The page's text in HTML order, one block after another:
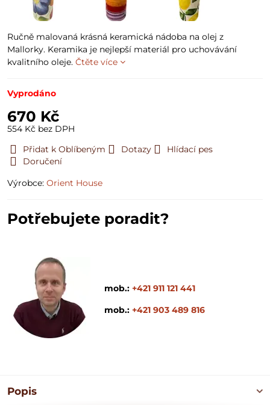
Ručně malovaná krásná keramická nádoba na olej z
Mallorky. Keramika je nejlepší materiál pro uchovávání
kvalitního oleje. Čtěte více
Vyprodáno
670 Kč
554 Kč bez DPH
Přidat k Oblíbeným
Dotazy
Hlídací pes
Doručení
Výrobce: Orient House
Potřebujete poradit?
mob.: +421 911 121 441
mob.: +421 903 489 816
Popis